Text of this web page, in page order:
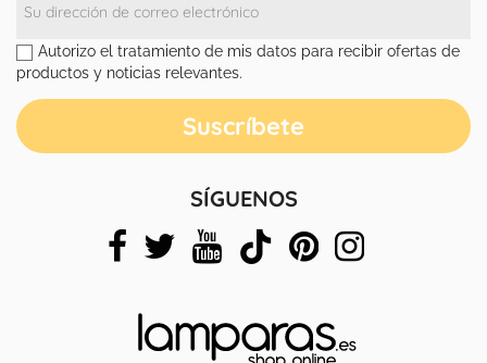
Autorizo el tratamiento de mis datos para recibir ofertas de
productos y noticias relevantes.
SÍGUENOS